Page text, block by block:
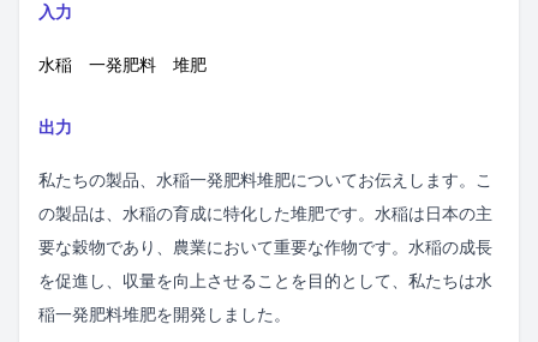
入力
水稲 一発肥料 堆肥
出力
私たちの製品、水稲一発肥料堆肥についてお伝えします。こ
の製品は、水稲の育成に特化した堆肥です。水稲は日本の主
要な穀物であり、農業において重要な作物です。水稲の成長
を促進し、収量を向上させることを目的として、私たちは水
稲一発肥料堆肥を開発しました。